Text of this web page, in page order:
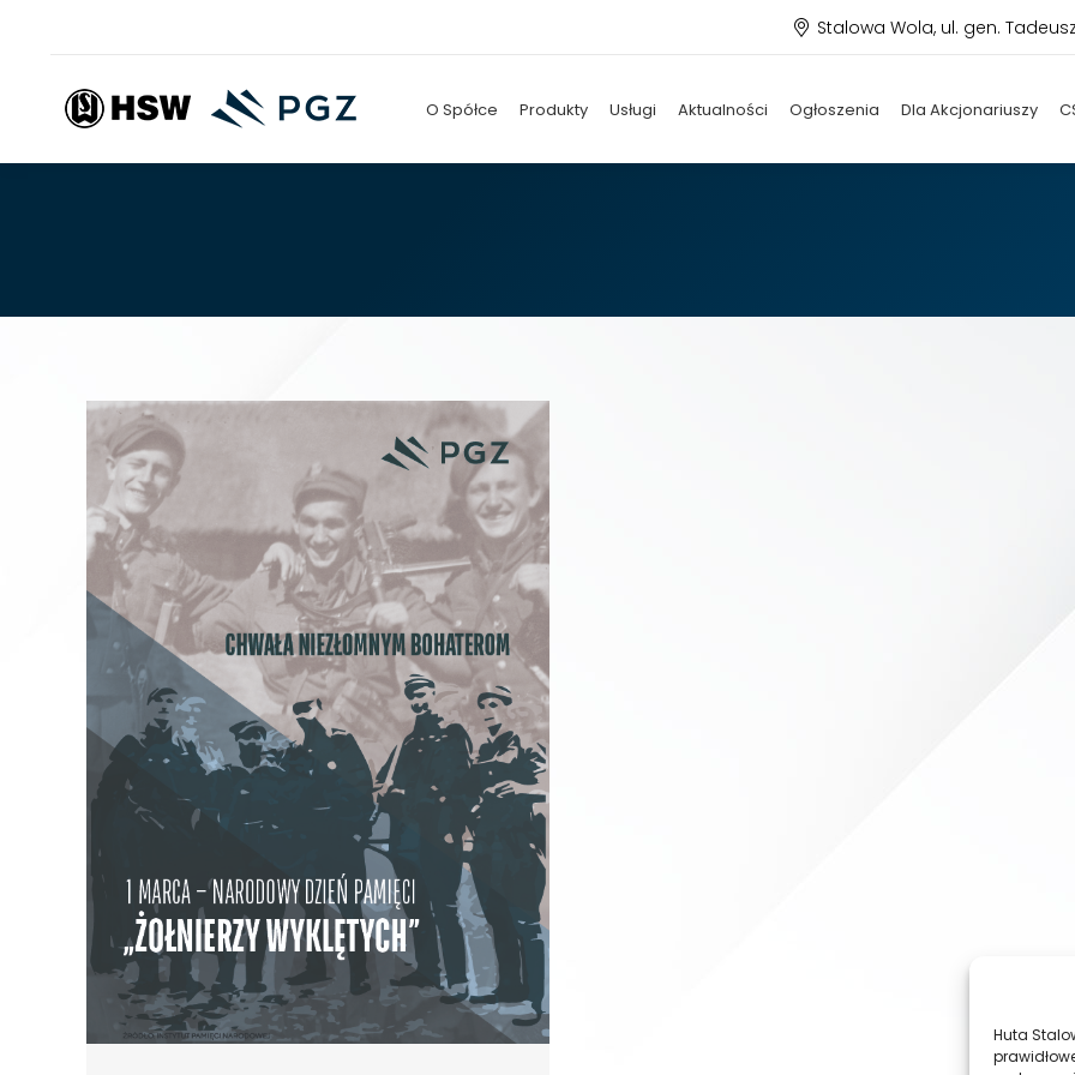
Huta
Stalowa Wola, ul. gen.
O Spółce Produkty Usługi Aktualności Ogłoszenia Dla Akcjonariuszy